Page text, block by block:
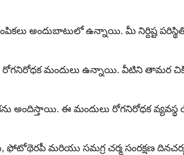
అందుబాటులో ఉన్నాయి. మీ నిర్దిష్ట
మందులు ఉన్నాయి. వీటిని తామర
అందిస్తాయి. ఈ మందులు రోగనిరోధక
మరియు సమగ్ర చర్మ సంరక్షణ